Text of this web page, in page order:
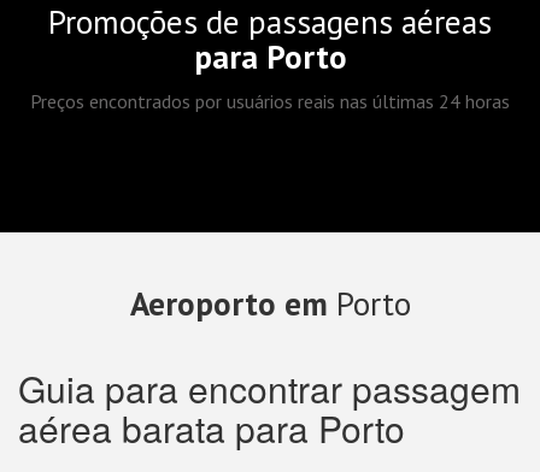
Promoções de passagens aéreas
para Porto
Preços encontrados por usuários reais nas últimas 24 horas
Aeroporto em Porto
Guia para encontrar passagem
aérea barata para Porto